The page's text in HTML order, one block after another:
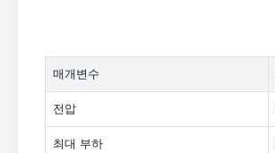
매개변수
전압
최대 부하